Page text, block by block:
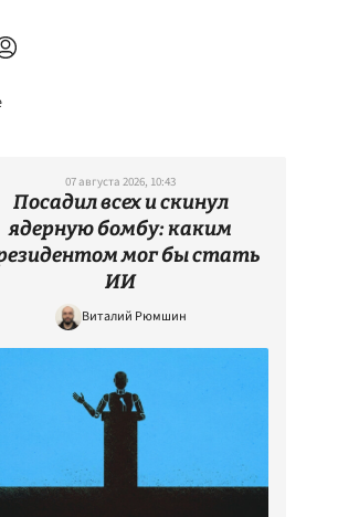
07 августа 2026, 10:43
Посадил всех и скинул
ядерную бомбу: каким
мог бы стать
ИИ
Виталий Рюмшин